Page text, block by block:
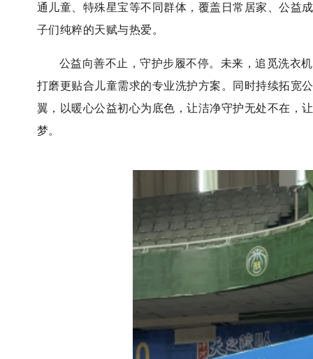
通儿童、特殊星宝等不同群体，覆盖日常居家、公益
子们纯粹的天赋与热爱。
公益向善不止，守护步履不停。未来，追觅洗衣
打磨更贴合儿童需求的专业洗护方案。同时持续拓宽
翼，以暖心公益初心为底色，让洁净守护无处不在，
梦。